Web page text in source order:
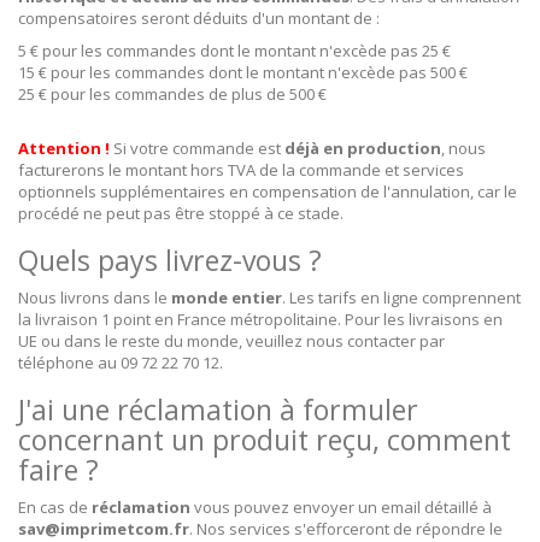
compensatoires seront déduits d'un montant de :
5 € pour les commandes dont le montant n'excède pas 25 €
15 € pour les commandes dont le montant n'excède pas 500 €
25 € pour les commandes de plus de 500 €
Attention ! Si votre commande est déjà en production , nous
facturerons le montant hors TVA de la commande et services
optionnels supplémentaires en compensation de l'annulation, car le
procédé ne peut pas être stoppé à ce stade.
Quels pays livrez-vous ?
Nous livrons dans le monde entier. Les tarifs en ligne comprennent
la livraison 1 point en France métropolitaine. Pour les livraisons en
UE ou dans le reste du monde, veuillez nous contacter par
téléphone au 09 72 22 70 12.
J'ai une réclamation à formuler
concernant un produit reçu, comment
faire ?
En cas de réclamation vous pouvez envoyer un email détaillé à
sav@imprimetcom.fr. Nos services s'efforceront de répondre le